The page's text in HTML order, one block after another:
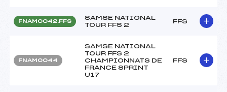
FNAM0042.FFS
SAMSE NATIONAL
TOUR FFS 2
FFS
FNAM0044
SAMSE NATIONAL
TOUR FFS 2
CHAMPIONNATS DE
FRANCE SPRINT
U17
FFS